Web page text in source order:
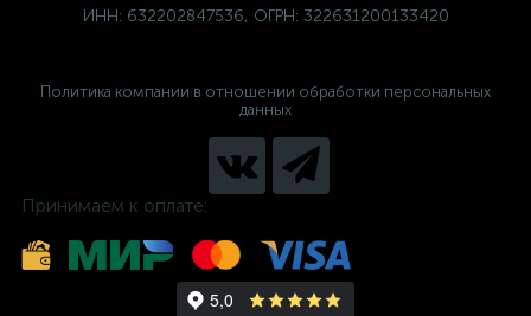
ИНН: 632202847536, ОГРН: 322631200133420
Политика компании в отношении обработки персональных
данных
Принимаем к оплате: